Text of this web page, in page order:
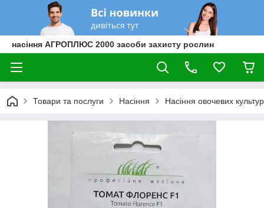
насіння АГРОПЛЮС 2000 засоби захисту рослин
Товари та послуги Насіння Насіння овочевих культур